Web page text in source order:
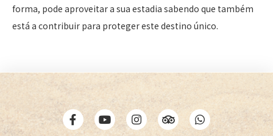
forma, pode aproveitar a sua estadia sabendo que também
está a contribuir para proteger este destino único.